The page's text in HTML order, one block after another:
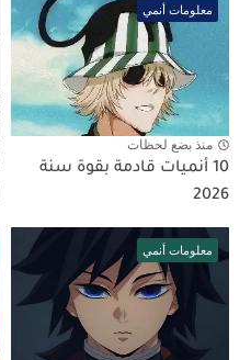
معلومات أنمي
منذ بضع لحظات
10 أنميات قادمة بقوة سنة
2026
معلومات أنمي